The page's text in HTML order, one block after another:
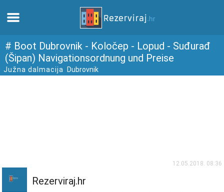
Zuhause
Apartments
Treffen Sie Kroatien
# Boot Dubrovnik - Koločep - Lopud - Suđurađ
(Šipan) Navigationsordnung und Preise
Južna dalmacija Dubrovnik
12.05.2018. 08:36
Rezerviraj.hr